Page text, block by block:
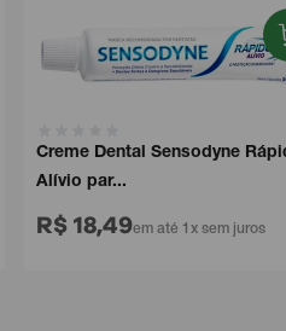
Creme Dental Sensodyne Rápido
Alívio par...
R$ 18,49em até 1x sem juros